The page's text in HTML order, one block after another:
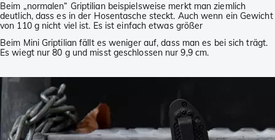
Beim „normalen“ Griptilian beispielsweise merkt man ziemlich
deutlich, dass es in der Hosentasche steckt. Auch wenn ein Gewicht
von 110 g nicht viel ist. Es ist einfach etwas größer
Beim Mini Griptilian fällt es weniger auf, dass man es bei sich trägt.
Es wiegt nur 80 g und misst geschlossen nur 9,9 cm.